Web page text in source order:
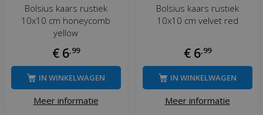
Bolsius kaars rustiek
10x10 cm honeycomb
yellow
€ 6,99
Meer informatie
IN WINKELWAGEN
Bolsius kaars rustiek
10x10 cm velvet red
€ 6,99
Meer informatie
IN WINKELWAGEN